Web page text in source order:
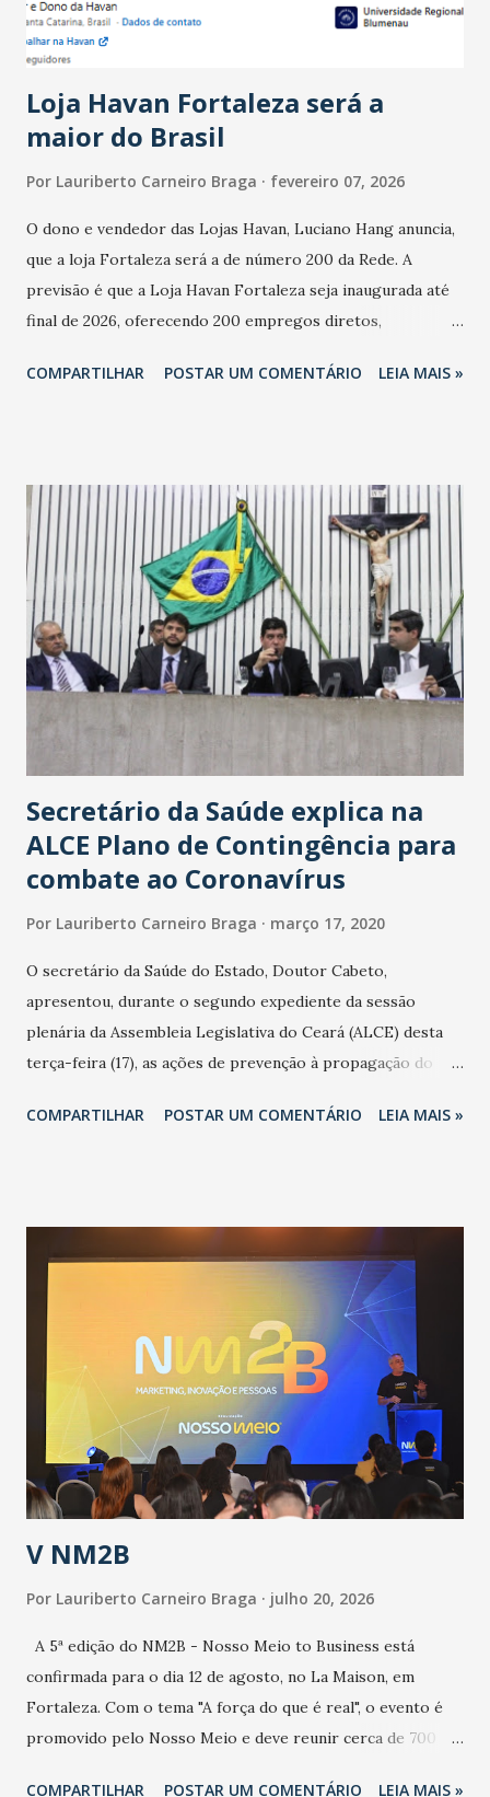
do observado no mês anterior. Outros 1% não existiam em
novembro. Em relação a outubro, o faturamento também
cresceu. De acordo com a pesquisa, 44% dos n...
Loja Havan Fortaleza será a
maior do Brasil
Por Lauriberto Carneiro Braga fevereiro 07, 2026
O dono e vendedor das Lojas Havan, Luciano Hang anuncia,
que a loja Fortaleza será a de número 200 da Rede. A
previsão é que a Loja Havan Fortaleza seja inaugurada até
final de 2026, oferecendo 200 empregos diretos,
Havan Fortaleza ainda não foi anunciada oficialmente, mas
COMPARTILHAR POSTAR UM COMENTÁRIO LEIA MAIS »
Secretário da Saúde explica na
ALCE Plano de Contingência para
combate ao Coronavírus
Por Lauriberto Carneiro Braga março 17, 2020
O secretário da Saúde do Estado, Doutor Cabeto,
apresentou, durante o segundo expediente da sessão
plenária da Assembleia Legislativa do Ceará (ALCE) desta
terça-feira (17), as ações de prevenção à propagação do
adotadas pelo Governo do Estado na contenção da
população suspeita e de cuidados com os ambientes
públicos e domiciliares. “Nós não estamos vivendo uma
epidemia comum, como temos em todos os anos, com
aumento de casos de dengue, influenza ou H1N1. Trata-se
de uma epidemia com um vírus diferente, com um poder de
contaminação maior que outros coronavírus”, apontou o
secretário. Segundo ele, é uma epidemia com chance de
contaminação alta, podendo gerar um grande risco à
população e ao sistema de saúde. “Precisamos saber fazer a
estratificação do risco da doença, para não so...
COMPARTILHAR POSTAR UM COMENTÁRIO LEIA MAIS »
V NM2B
Por Lauriberto Carneiro Braga julho 20, 2026
A 5ª edição do NM2B - Nosso Meio to Business está
confirmada para o dia 12 de agosto, no La Maison, em
Fortaleza. Com o tema "A força do que é real", o evento é
promovido pelo Nosso Meio e deve reunir cerca de 700
COMPARTILHAR POSTAR UM COMENTÁRIO LEIA MAIS »